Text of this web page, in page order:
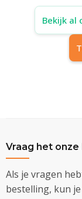
Bekijk al
Vraag het
Als je vragen
bestelling, kun